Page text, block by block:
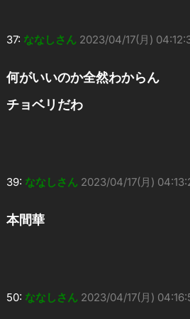
37: ななしさん 2023/04/17(月)
何がいいのか全然わからん
チョベリだわ
39: ななしさん 2023/04/17(月)
本間華
50: ななしさん 2023/04/17(月)